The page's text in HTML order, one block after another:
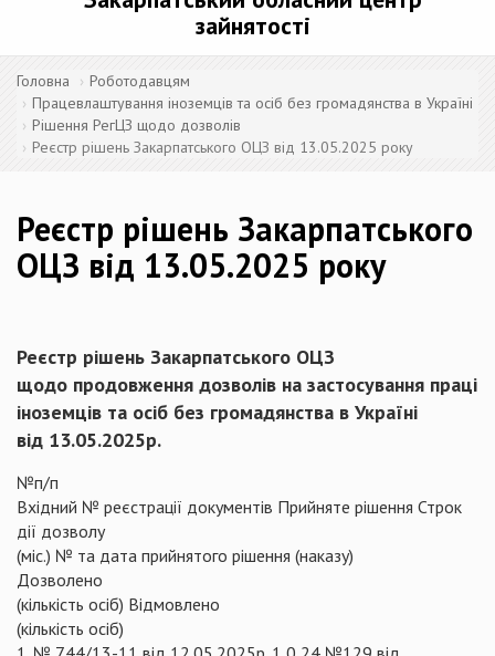
зайнятості
Головна
Роботодавцям
Працевлаштування іноземців та осіб без громадянства в Україні
Рішення РегЦЗ щодо дозволів
Реєстр рішень Закарпатського ОЦЗ від 13.05.2025 року
Реєстр рішень Закарпатського
ОЦЗ від 13.05.2025 року
Реєстр рішень Закарпатського ОЦЗ
щодо продовження дозволів на застосування праці
іноземців та осіб без громадянства в Україні
від 13.05.2025р.
№п/п
Вхідний № реєстрації документів Прийняте рішення Строк
дії дозволу
(міс.) № та дата прийнятого рішення (наказу)
Дозволено
(кількість осіб) Відмовлено
(кількість осіб)